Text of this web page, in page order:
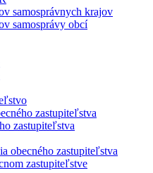
samosprávnych krajov
samosprávy obcí
zastupiteľstva
zastupiteľstva
obecného zastupiteľstva
zastupiteľstve